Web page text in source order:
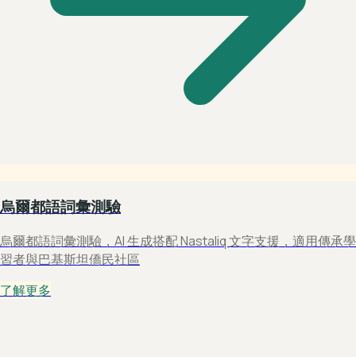
烏爾都語詞彙測驗
烏爾都語詞彙測驗，AI 生成搭配 Nastaliq 文字支援，適用傳承學
習者與巴基斯坦僑民社區
了解更多